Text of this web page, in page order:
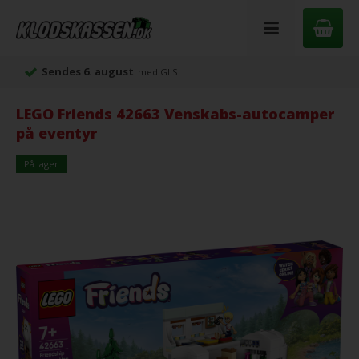
Sendes 6. august med GLS
LEGO Friends 42663 Venskabs-autocamper
på eventyr
På lager